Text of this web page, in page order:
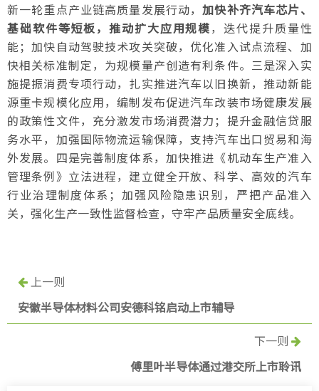
新一轮重点产业链高质量发展行动，加快补齐汽车芯片、
基础软件等短板，推动扩大应用规模，迭代提升质量性
能；加快自动驾驶技术攻关突破，优化准入试点流程、加
快相关标准制定，为规模量产创造有利条件。三是深入实
施提振消费专项行动，扎实推进汽车以旧换新，推动新能
源重卡规模化应用，编制发布促进汽车改装市场健康发展
的政策性文件，充分激发市场消费潜力；提升金融信贷服
务水平，加强国际物流运输保障，支持汽车出口贸易和海
外发展。四是完善制度体系，加快推进《机动车生产准入
管理条例》立法进程，建立健全开放、科学、高效的汽车
行业治理制度体系；加强风险隐患识别，严把产品准入
关，强化生产一致性监督检查，守牢产品质量安全底线。
上一则
安徽半导体材料公司安德科铭启动上市辅导
下一则
傅里叶半导体通过港交所上市聆讯